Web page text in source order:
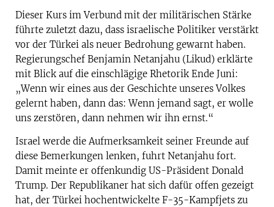
Dieser Kurs im Verbund mit der militärischen Stärke
führte zuletzt dazu, dass israelische Politiker verstärkt
vor der Türkei als neuer Bedrohung gewarnt haben.
Regierungschef Benjamin Netanjahu (Likud) erklärte
mit Blick auf die einschlägige Rhetorik Ende Juni:
„Wenn wir eines aus der Geschichte unseres Volkes
gelernt haben, dann das: Wenn jemand sagt, er wolle
uns zerstören, dann nehmen wir ihn ernst.“
Israel werde die Aufmerksamkeit seiner Freunde auf
diese Bemerkungen lenken, fuhrt Netanjahu fort.
Damit meinte er offenkundig US-Präsident Donald
Trump. Der Republikaner hat sich dafür offen gezeigt
hat, der Türkei hochentwickelte F-35-Kampfjets zu